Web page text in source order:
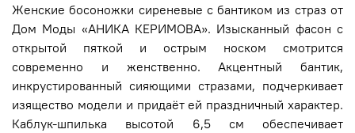
Женские босоножки сиреневые с бантиком из страз от
Дом Моды «АНИКА КЕРИМОВА». Изысканный фасон с
открытой пяткой и острым носком смотрится
современно и женственно. Акцентный бантик,
инкрустированный сияющими стразами, подчеркивает
изящество модели и придаёт ей праздничный характер.
Каблук-шпилька высотой 6,5 см обеспечивает